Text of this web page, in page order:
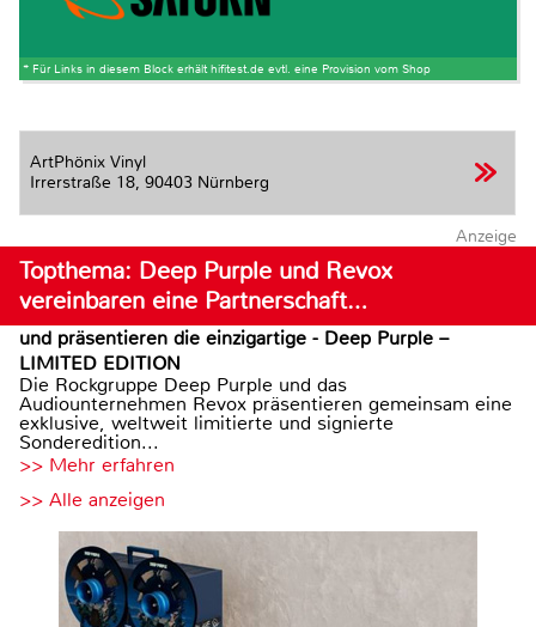
* Für Links in diesem Block erhält hifitest.de evtl. eine Provision vom Shop
ArtPhönix Vinyl
Irrerstraße 18, 90403 Nürnberg
Anzeige
Topthema: Deep Purple und Revox
vereinbaren eine Partnerschaft…
und präsentieren die einzigartige - Deep Purple –
LIMITED EDITION
Die Rockgruppe Deep Purple und das
Audiounternehmen Revox präsentieren gemeinsam eine
exklusive, weltweit limitierte und signierte
Sonderedition...
>> Mehr erfahren
>> Alle anzeigen